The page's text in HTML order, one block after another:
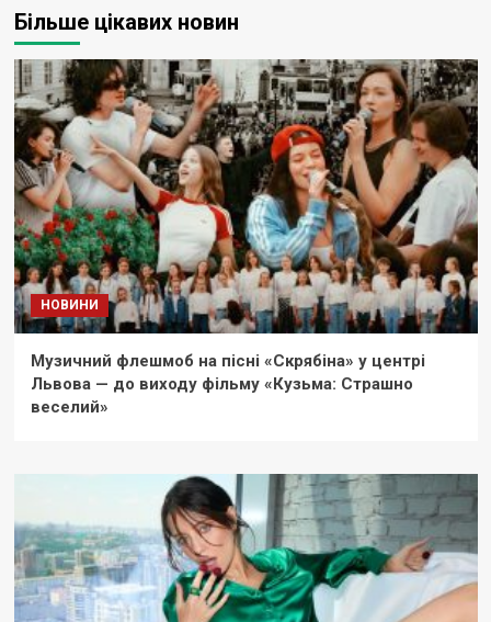
Більше цікавих новин
НОВИНИ
Музичний флешмоб на пісні «Скрябіна» у центрі
Львова — до виходу фільму «Кузьма: Страшно
веселий»